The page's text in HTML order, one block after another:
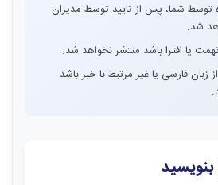
توسط شما، پس از تایید توسط مدیران
شد.
یا افترا باشد منتشر نخواهد شد.
زبان فارسی یا غیر مرتبط با خبر باشد
بنویسید